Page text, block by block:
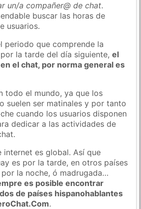
un/a compañer@ de chat.
buscar las horas de
usuarios.
periodo que comprende la
la tarde del día siguiente,el
el chat, por norma general es
todo el mundo, ya que los
suelen ser matinales y por tanto
cuando los usuarios disponen
dedicar a las actividades de
internet es global. Así que
es por la tarde, en otros países
la noche, ó madrugada…
es posible encontrar
de países hispanohablantes
.